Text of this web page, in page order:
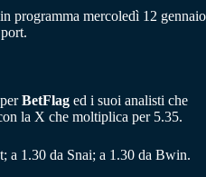
programma mercoledì 12 gennaio
BetFlag ed i suoi analisti che
la X che moltiplica per 5.35.
a 1.30 da Snai; a 1.30 da Bwin.